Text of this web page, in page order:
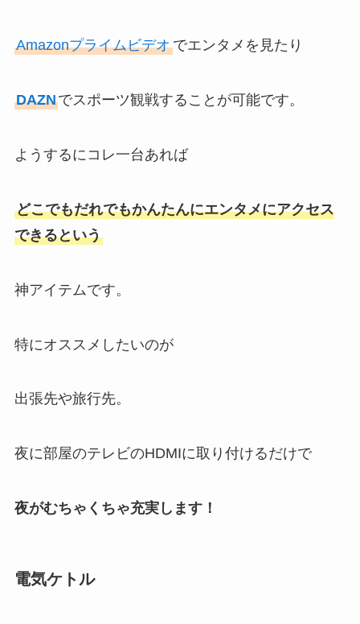
Amazonプライムビデオでエンタメを見たり
DAZNでスポーツ観戦することが可能です。
ようするにコレ一台あれば
どこでもだれでもかんたんにエンタメにアクセス
できるという
神アイテムです。
特にオススメしたいのが
出張先や旅行先。
夜に部屋のテレビのHDMIに取り付けるだけで
夜がむちゃくちゃ充実します！
電気ケトル